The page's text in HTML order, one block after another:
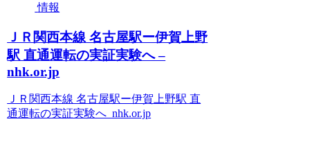
情報
ＪＲ関西本線 名古屋駅ー伊賀上野
駅 直通運転の実証実験へ –
nhk.or.jp
ＪＲ関西本線 名古屋駅ー伊賀上野駅 直
通運転の実証実験へ nhk.or.jp